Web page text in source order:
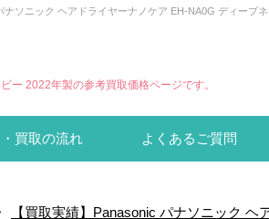
ナソニック ヘアドライヤーナノケア EH-NA0G ディープ
ー 2022年製の参考買取価格ページです。
買取の流れ よくあるご質問
【買取実績】Panasonic パナソニック